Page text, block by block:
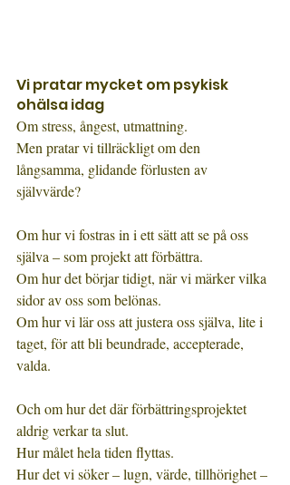
Vi pratar mycket om psykisk
ohälsa idag
Om stress, ångest, utmattning.
Men pratar vi tillräckligt om den
långsamma, glidande förlusten av
självvärde?
Om hur vi fostras in i ett sätt att se på oss
själva – som projekt att förbättra.
Om hur det börjar tidigt, när vi märker vilka
sidor av oss som belönas.
Om hur vi lär oss att justera oss själva, lite i
taget, för att bli beundrade, accepterade,
valda.
Och om hur det där förbättringsprojektet
aldrig verkar ta slut.
Hur målet hela tiden flyttas.
Hur det vi söker – lugn, värde, tillhörighet –